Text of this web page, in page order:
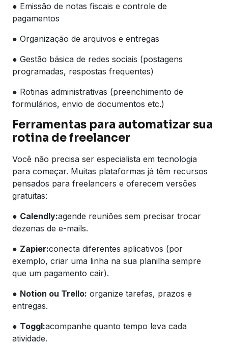
● Emissão de notas fiscais e controle de
pagamentos
● Organização de arquivos e entregas
● Gestão básica de redes sociais (postagens
programadas, respostas frequentes)
● Rotinas administrativas (preenchimento de
formulários, envio de documentos etc.)
Ferramentas para automatizar sua
rotina de freelancer
Você não precisa ser especialista em tecnologia
para começar. Muitas plataformas já têm recursos
pensados para freelancers e oferecem versões
gratuitas:
● Calendly:agende reuniões sem precisar trocar
dezenas de e-mails.
● Zapier:conecta diferentes aplicativos (por
exemplo, criar uma linha na sua planilha sempre
que um pagamento cair).
● Notion ou Trello: organize tarefas, prazos e
entregas.
● Toggl:acompanhe quanto tempo leva cada
atividade.